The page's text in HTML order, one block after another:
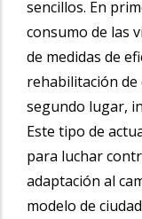
sencillos. En
consumo de las
de medidas de
rehabilitación de
segundo lugar,
Este tipo de
para luchar
adaptación al
modelo de